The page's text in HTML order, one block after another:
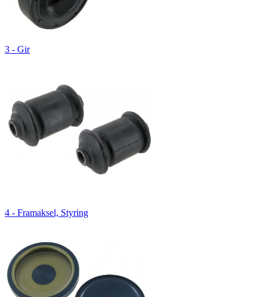
3 - Gir
4 - Framaksel, Styring